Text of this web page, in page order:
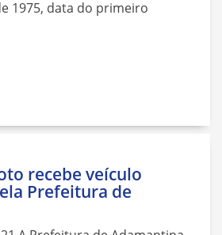
1975, data do primeiro
recebe veículo
Prefeitura de